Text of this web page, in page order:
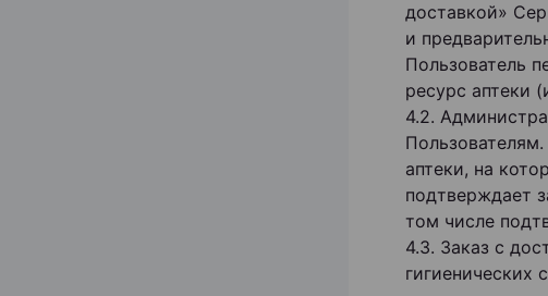
доставкой»
и
Пользователь
ресурс аптеки
4.2.
аптеки, на
подтверждает
том числе
4.3. Заказ с
гигиенических